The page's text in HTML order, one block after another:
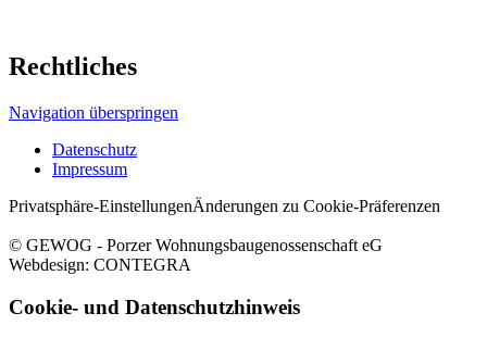
Rechtliches
Navigation überspringen
Datenschutz
Impressum
Privatsphäre-EinstellungenÄnderungen zu Cookie-Präferenzen
© GEWOG - Porzer Wohnungsbaugenossenschaft eG
Webdesign: CONTEGRA
Cookie- und Datenschutzhinweis